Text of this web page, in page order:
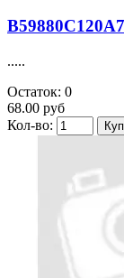
.....
Остаток: 0
68.00 руб
Кол-во: